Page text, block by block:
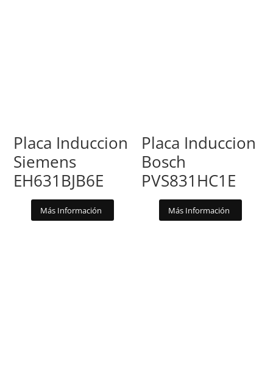
Placa Induccion
Siemens
EH631BJB6E
Más Información
Placa Induccion
Bosch
PVS831HC1E
Más Información